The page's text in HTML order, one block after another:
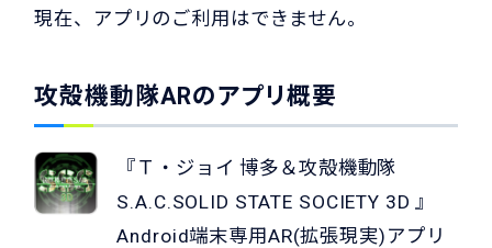
現在、アプリのご利用はできません。
攻殻機動隊ARのアプリ概要
『Ｔ・ジョイ 博多＆攻殻機動隊
S.A.C.SOLID STATE SOCIETY 3D 』
Android端末専用AR(拡張現実)アプリ